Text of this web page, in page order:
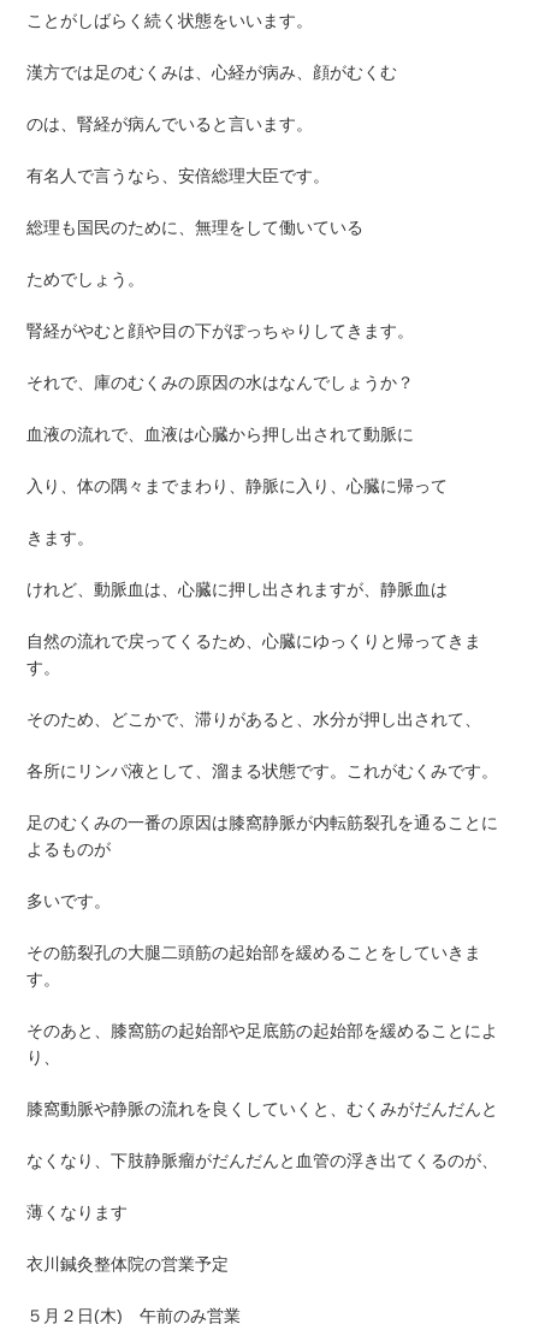
ことがしばらく続く状態をいいます。
漢方では足のむくみは、心経が病み、顔がむくむ
のは、腎経が病んでいると言います。
有名人で言うなら、安倍総理大臣です。
総理も国民のために、無理をして働いている
ためでしょう。
腎経がやむと顔や目の下がぽっちゃりしてきます。
それで、庫のむくみの原因の水はなんでしょうか？
血液の流れで、血液は心臓から押し出されて動脈に
入り、体の隅々までまわり、静脈に入り、心臓に帰って
きます。
けれど、動脈血は、心臓に押し出されますが、静脈血は
自然の流れで戻ってくるため、心臓にゆっくりと帰ってきま
す。
そのため、どこかで、滞りがあると、水分が押し出されて、
各所にリンパ液として、溜まる状態です。これがむくみです。
足のむくみの一番の原因は膝窩静脈が内転筋裂孔を通ることに
よるものが
多いです。
その筋裂孔の大腿二頭筋の起始部を緩めることをしていきま
す。
そのあと、膝窩筋の起始部や足底筋の起始部を緩めることによ
り、
膝窩動脈や静脈の流れを良くしていくと、むくみがだんだんと
なくなり、下肢静脈瘤がだんだんと血管の浮き出てくるのが、
薄くなります
衣川鍼灸整体院の営業予定
５月２日(木) 午前のみ営業